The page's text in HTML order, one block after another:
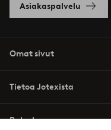
Asiakaspalvelu
Omat sivut
Tietoa Jotexista
Palvelumme